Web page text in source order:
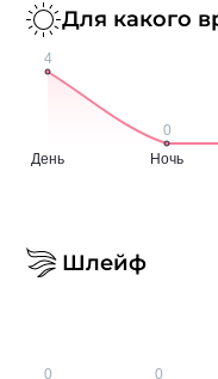
Для какого
Шлейф